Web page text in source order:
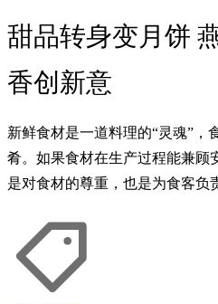
甜品转身变月饼
香创新意
新鲜食材是一道料理的“灵魂”，
肴。如果食材在生产过程能兼顾
是对食材的尊重，也是为食客负